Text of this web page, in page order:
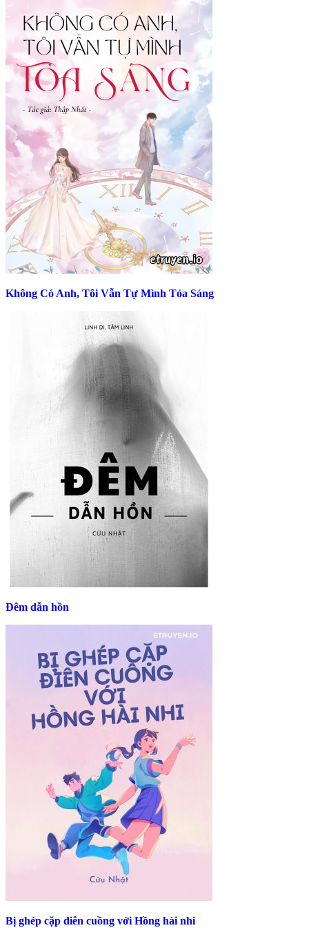
Không Có Anh, Tôi Vẫn Tự Mình Tỏa Sáng
Đêm dẫn hồn
Bị ghép cặp điên cuồng với Hồng hài nhi